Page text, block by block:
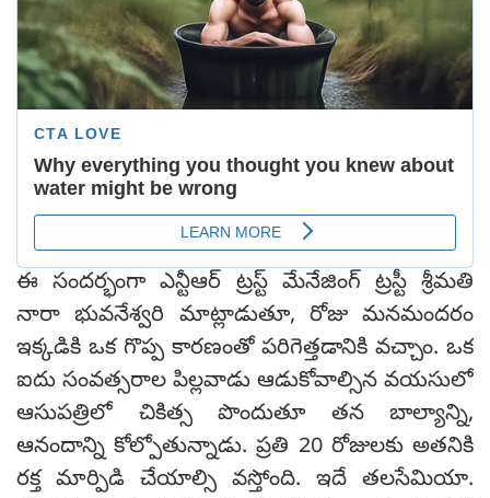
ఈ సందర్భంగా ఎన్టీఆర్ ట్రస్ట్ మేనేజింగ్ ట్రస్టీ శ్రీమతి
నారా భువనేశ్వరి మాట్లాడుతూ, రోజు మనమందరం
ఇక్కడికి ఒక గొప్ప కారణంతో పరిగెత్తడానికి వచ్చాం. ఒక
ఐదు సంవత్సరాల పిల్లవాడు ఆడుకోవాల్సిన వయసులో
ఆసుపత్రిలో చికిత్స పొందుతూ తన బాల్యాన్ని,
ఆనందాన్ని కోల్పోతున్నాడు. ప్రతి 20 రోజులకు అతనికి
రక్త మార్పిడి చేయాల్సి వస్తోంది. ఇదే తలసేమియా.